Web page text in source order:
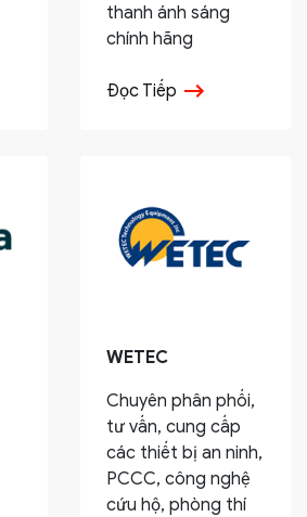
thanh ánh sáng
chính hãng
Đọc Tiếp
WETEC
Chuyên phân phối,
tư vấn, cung cấp
các thiết bị an ninh,
PCCC, công nghệ
cứu hộ, phòng thí